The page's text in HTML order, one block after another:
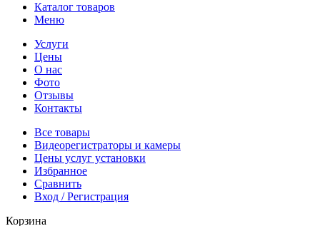
Каталог товаров
Меню
Услуги
Цены
О нас
Фото
Отзывы
Контакты
Все товары
Видеорегистраторы и камеры
Цены услуг установки
Избранное
Сравнить
Вход / Регистрация
Корзина